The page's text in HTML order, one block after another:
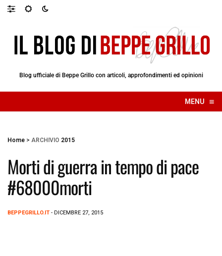
Blog ufficiale di Beppe Grillo con articoli, approfondimenti ed opinioni
MENU ≡
☰
Home > ARCHIVIO 2015
Morti di guerra in tempo di pace
#68000morti
BEPPEGRILLO.IT - DICEMBRE 27, 2015